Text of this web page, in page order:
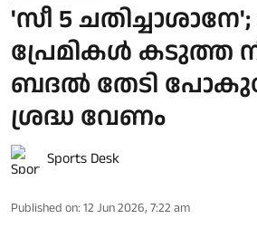
'സീ 5
പ്രേമികൾ കടുത്ത
ബദൽ തേടി
ശ്രദ്ധ വേണം
Sports Desk
Published on: 12 Jun 2026, 7:22 am